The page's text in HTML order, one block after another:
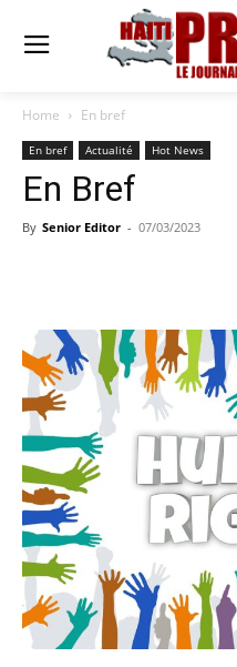
Home En bref
En bref Actualité Hot News
En Bref
By Senior Editor - 07/03/2023